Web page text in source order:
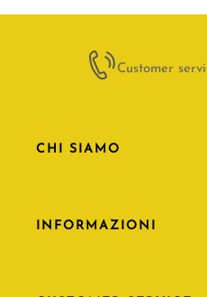
Customer
CHI SIAMO
INFORMAZIONI